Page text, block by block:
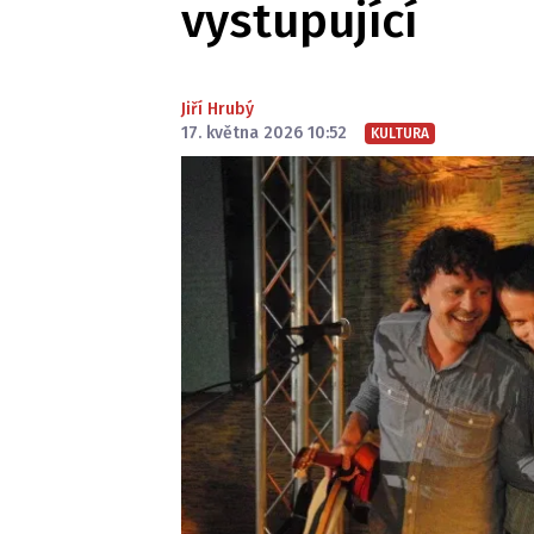
vystupující
Jiří Hrubý
17. května 2026 10:52
KULTURA